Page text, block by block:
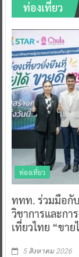
ท่องเที่ยว
ท่องเที่ยว
ททท. ร่วมมือกั
วิชาการและกา
เที่ยวไทย “ขา
5 สิงหาคม 2026